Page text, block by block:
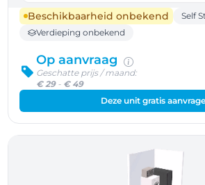
Beschikbaarheid onbekend
Self
Verdieping onbekend
Op aanvraag
Geschatte prijs / maand:
€ 29- € 49
Deze unit gratis